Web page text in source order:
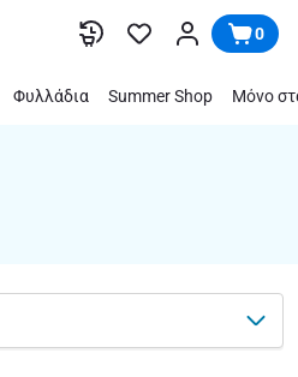
0
Φυλλάδια Summer Shop Μόνο